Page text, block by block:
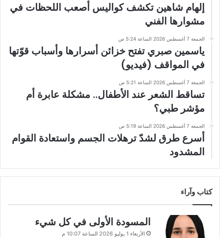
إلهام شاهين تكشف كواليس أصعب اللحظات في
مشوارها الفني
الجمعة 7 أغسطس 2026 الساعة 5:24 ص
ياسمين صبري تفتح خزائن أسرارها وأسباب قوّتها
في المواقف (فيديو)
الجمعة 7 أغسطس 2026 الساعة 5:21 ص
تساقط الشعر عند الأطفال.. مشكلة عابرة أم
مؤشر طبي؟
الجمعة 7 أغسطس 2026 الساعة 5:19 ص
أسرع طرق لشدّ ترهلات الجسم واستعادة القوام
المشدود
كتاب وآراء
المسودة الأولى في كل شيء
الأربعاء 1 يوليو 2026 الساعة 10:07 م